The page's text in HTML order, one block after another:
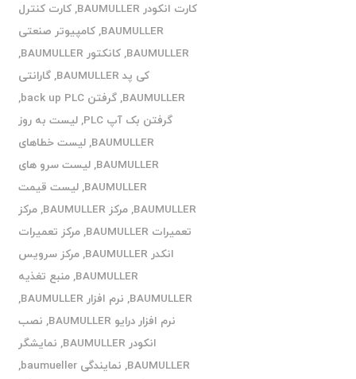
کارت انکودر BAUMULLER
,کارت کنترل
BAUMULLER
,کامپیوتر صنعتی
BAUMULLER
,کانکتور BAUMULLER
,
کی پد BAUMULLER
,گارانتی
BAUMULLER
,گرفتن back up PLC
,
گرفتن بک آپ PLC
,لیست به روز
BAUMULLER
,لیست خطاهای
BAUMULLER
,لیست سرو های
BAUMULLER
,لیست قیمت
BAUMULLER
,مرکز BAUMULLER ,مرکز
تعمیرات BAUMULLER
,مرکز تعمیرات
انکدر BAUMULLER
,مرکز سرویس
BAUMULLER
,منبع تغذیه
BAUMULLER
, نرم افزار BAUMULLER
,
نرم افزار درایو BAUMULLER
, نصب
انکودر BAUMULLER
, نمایشگر
BAUMULLER
, نمایندگی baumueller
,